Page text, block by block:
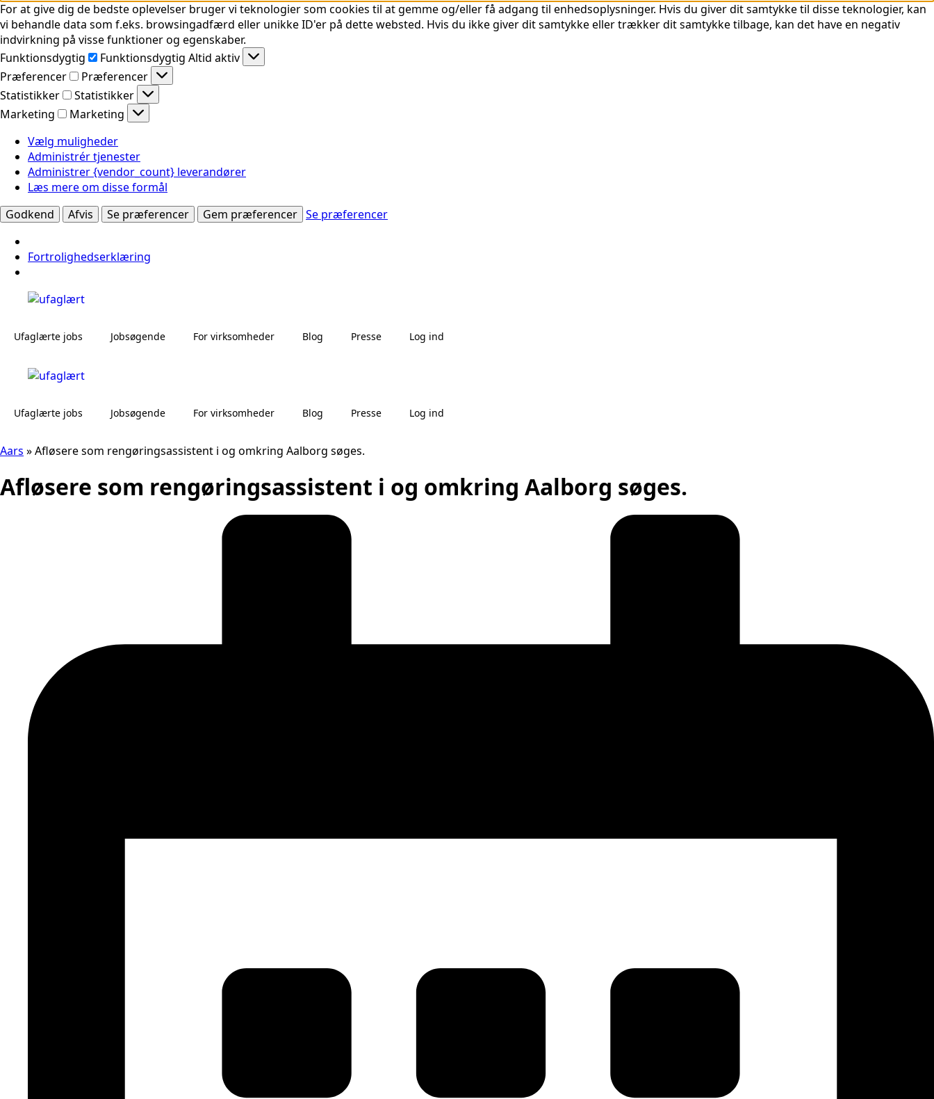
For at give dig de bedste oplevelser bruger vi teknologier som cookies til at gemme og/eller få adgang til enhedsoplysninger. Hvis du giver dit samtykke til disse teknologier, kan
vi behandle data som f.eks. browsingadfærd eller unikke ID'er på dette websted. Hvis du ikke giver dit samtykke eller trækker dit samtykke tilbage, kan det have en negativ
indvirkning på visse funktioner og egenskaber.
Funktionsdygtig
Funktionsdygtig Altid aktiv
Præferencer
Præferencer
Statistikker
Statistikker
Marketing
Marketing
Vælg muligheder
Administrér tjenester
Administrer {vendor_count} leverandører
Læs mere om disse formål
Godkend
Afvis Se præferencer Gem præferencer Se præferencer
Fortrolighedserklæring
Ufaglærte jobs Jobsøgende For virksomheder Blog Presse Log ind
Ufaglærte jobs Jobsøgende For virksomheder Blog Presse Log ind
Aars »Afløsere som rengøringsassistent i og omkring Aalborg søges.
Afløsere som rengøringsassistent i og omkring Aalborg søges.